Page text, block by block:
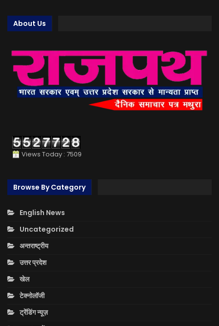
About Us
Views Today : 7509
Browse By Category
English News
Uncategorized
अन्तराष्ट्रीय
उत्तर प्रदेश
खेल
टेक्नोलॉजी
ट्रेंडिंग न्यूज़